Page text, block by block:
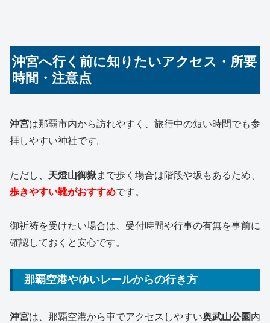
沖宮へ行く前に知りたいアクセス・所要
時間・注意点
沖宮は那覇市内から訪れやすく、旅行中の短い時間でも参
拝しやすい神社です。
ただし、 天燈山御嶽まで歩く場合は階段や坂もあるため、
歩きやすい靴がおすすめです。
御祈祷を受けたい場合は、受付時間や行事の有無を事前に
確認しておくと安心です。
那覇空港やゆいレールからの行き方
沖宮は、那覇空港から車でアクセスしやすい奥武山公園内